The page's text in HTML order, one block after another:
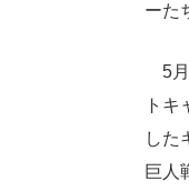
ーた
5月
ト
した
巨人